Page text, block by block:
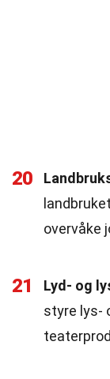
20
overvåke
21 Lyd- og
styre lys-